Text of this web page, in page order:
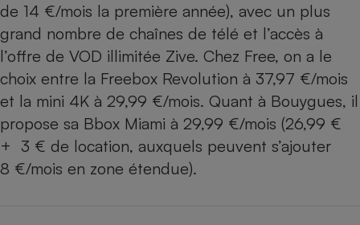
de 14 €/mois la première année), avec un plus
grand nombre de chaînes de télé et l’accès à
l’offre de VOD illimitée Zive. Chez Free, on a le
choix entre la Freebox Revolution à 37,97 €/mois
et la mini 4K à 29,99 €/mois. Quant à Bouygues, il
propose sa Bbox Miami à 29,99 €/mois (26,99 €
+ 3 € de location, auxquels peuvent s’ajouter
8 €/mois en zone étendue).